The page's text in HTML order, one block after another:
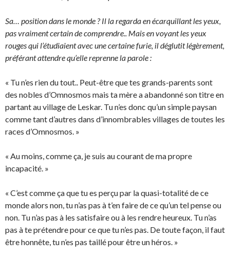
Sa… position dans le monde ? Il la regarda en écarquillant les yeux,
pas vraiment certain de comprendre.. Mais en voyant les yeux
rouges qui l’étudiaient avec une certaine furie, il déglutit légèrement,
préférant attendre qu’elle reprenne la parole :
« Tu n’es rien du tout.. Peut-être que tes grands-parents sont
des nobles d’Omnosmos mais ta mère a abandonné son titre en
partant au village de Leskar. Tu n’es donc qu’un simple paysan
comme tant d’autres dans d’innombrables villages de toutes les
races d’Omnosmos. »
« Au moins, comme ça, je suis au courant de ma propre
incapacité. »
« C’est comme ça que tu es perçu par la quasi-totalité de ce
monde alors non, tu n’as pas à t’en faire de ce qu’un tel pense ou
non. Tu n’as pas à les satisfaire ou à les rendre heureux. Tu n’as
pas à te prétendre pour ce que tu n’es pas. De toute façon, il faut
être honnête, tu n’es pas taillé pour être un héros. »